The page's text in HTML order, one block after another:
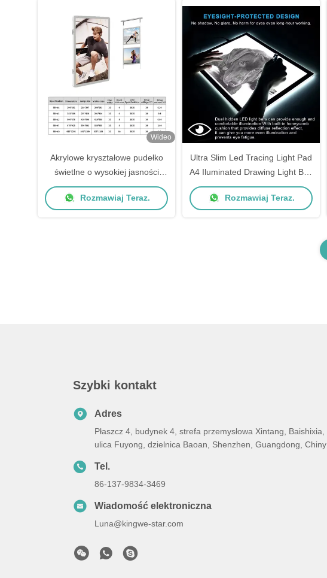
Wideo
Akrylowe kryształowe pudełko
świetlne o wysokiej jasności
KWS-AP-20 z podświetleniem
A4 5.76W
Rozmawiaj Teraz.
Ultra Slim Led Tracing Light Pad
A4 Iluminated Drawing Light Box
Board
Rozmawiaj Teraz.
Szybki kontakt
Adres
Płaszcz 4, budynek 4, strefa przemysłowa Xintang, Baishixia,
ulica Fuyong, dzielnica Baoan, Shenzhen, Guangdong, Chiny
Tel.
86-137-9834-3469
Wiadomość elektroniczna
Luna@kingwe-star.com